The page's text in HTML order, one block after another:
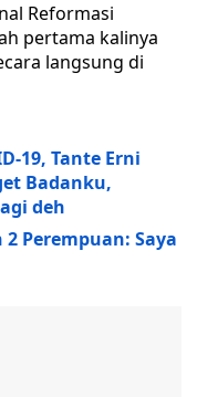
Reformasi
pertama kalinya
langsung di
19, Tante Erni
Badanku,
deh
Perempuan: Saya